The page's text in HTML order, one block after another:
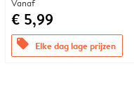
Vanaf
€ 5,99
offers Elke dag lage prijzen